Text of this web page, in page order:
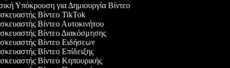
Υπόκρουση για Δημιουργία Βίντεο
Βίντεο TikTok
Βίντεο Αυτοκινήτου
Βίντεο Διακόσμησης
Βίντεο Ειδήσεων
Βίντεο Επίδειξης
Βίντεο Κηπουρικής